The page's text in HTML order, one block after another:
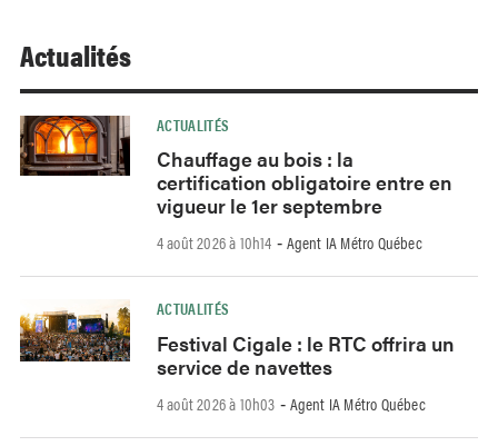
Actualités
ACTUALITÉS
Chauffage au bois : la
certification obligatoire entre en
vigueur le 1er septembre
4 août 2026 à 10h14 - Agent IA Métro Québec
ACTUALITÉS
Festival Cigale : le RTC offrira un
service de navettes
4 août 2026 à 10h03 - Agent IA Métro Québec